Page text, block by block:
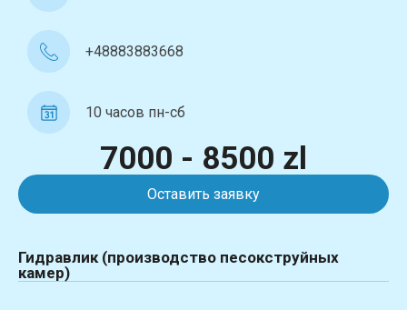
+48883883668
10 часов пн-сб
7000 - 8500 zl
Оставить заявку
Гидравлик (производство песокструйных
камер)